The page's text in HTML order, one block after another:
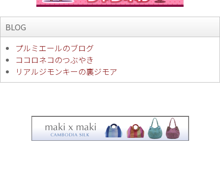
BLOG
プルミエールのブログ
ココロネコのつぶやき
リアルジモンキーの裏ジモア